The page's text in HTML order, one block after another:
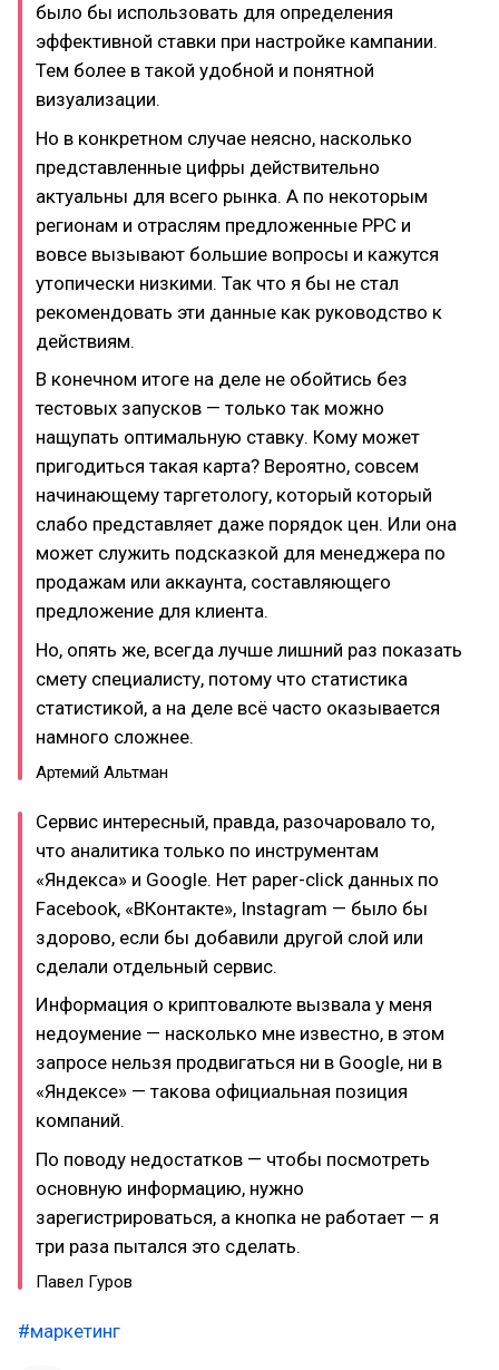
было бы использовать для определения
эффективной ставки при настройке кампании.
Тем более в такой удобной и понятной
визуализации.
Но в конкретном случае неясно, насколько
представленные цифры действительно
актуальны для всего рынка. А по некоторым
регионам и отраслям предложенные PPC и
вовсе вызывают большие вопросы и кажутся
утопически низкими. Так что я бы не стал
рекомендовать эти данные как руководство к
действиям.
В конечном итоге на деле не обойтись без
тестовых запусков — только так можно
нащупать оптимальную ставку. Кому может
пригодиться такая карта? Вероятно, совсем
начинающему таргетологу, который который
слабо представляет даже порядок цен. Или она
может служить подсказкой для менеджера по
продажам или аккаунта, составляющего
предложение для клиента.
Но, опять же, всегда лучше лишний раз показать
смету специалисту, потому что статистика
статистикой, а на деле всё часто оказывается
намного сложнее.
Артемий Альтман
Сервис интересный, правда, разочаровало то,
что аналитика только по инструментам
«Яндекса» и Google. Нет paper-click данных по
Facebook, «ВКонтакте», Instagram — было бы
здорово, если бы добавили другой слой или
сделали отдельный сервис.
Информация о криптовалюте вызвала у меня
недоумение — насколько мне известно, в этом
запросе нельзя продвигаться ни в Google, ни в
«Яндексе» — такова официальная позиция
компаний.
По поводу недостатков — чтобы посмотреть
основную информацию, нужно
зарегистрироваться, а кнопка не работает — я
три раза пытался это сделать.
Павел Гуров
#маркетинг